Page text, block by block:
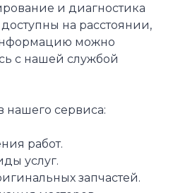
и диагностика
на расстоянии,
можно
с нашей службой
сервиса:
работ.
услуг.
запчастей.